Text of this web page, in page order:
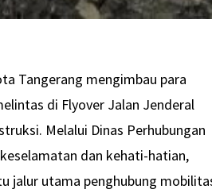
Tangerang mengimbau para
di Flyover Jalan Jenderal
Melalui Dinas Perhubungan
dan kehati-hatian,
jalur utama penghubung